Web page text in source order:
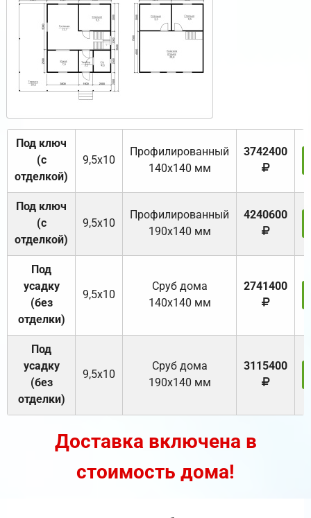
Под ключ
(с
отделкой)
9,5х10
Профилированный
140х140 мм
3742400
Под ключ
(с
отделкой)
9,5х10
Профилированный
190х140 мм
4240600
Под
усадку
(без
отделки)
9,5х10
Cруб дома
140х140 мм
2741400
Под
усадку
(без
отделки)
9,5х10
Cруб дома
190х140 мм
3115400
Доставка включена в
стоимость дома!